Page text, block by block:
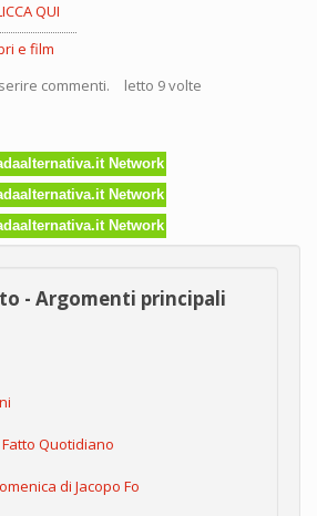
QUI
e film
commenti. letto 9 volte
Network
Network
Network
- Argomenti principali
Quotidiano
di Jacopo Fo